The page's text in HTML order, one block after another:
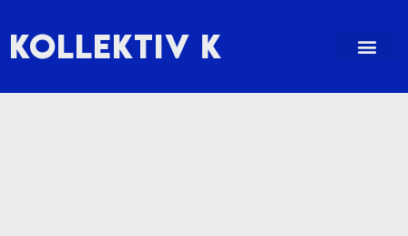
KOLLEKTIV K
Kultur Tour 2023